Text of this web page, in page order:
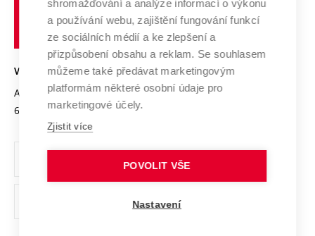
Transfer znalostí
Open Science
Projekty
Projekty ze strukturálních fondů
Specifický výzkum
Mezinárodní dohody
Univerzitní sítě
Udržitelná univerzita
Podnikavá univerzita / ContriBUTe
Bezpečná univerzita
Vyznamenání
Organizační struktura
Ochrana osobních údajů
odkaz)
učení
technické
Brně
VYSOKÉ UČENÍ TECHNICKÉ V BRNĚ
Antonínská 548/1
602 00 Brno
www.vut.cz
vut@vutbr.cz
shromažďování a analýze informací o výkonu
a používání webu, zajištění fungování funkcí
ze sociálních médií a ke zlepšení a
přizpůsobení obsahu a reklam. Se souhlasem
můžeme také předávat marketingovým
platformám některé osobní údaje pro
marketingové účely.
Zjistit více
POVOLIT VŠE
Nastavení